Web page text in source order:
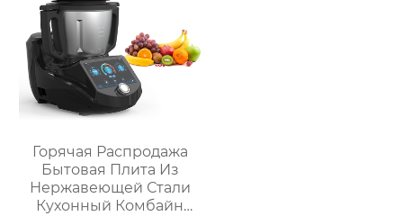
Горячая Распродажа
Бытовая Плита Из
Нержавеющей Стали
Кухонный Комбайн